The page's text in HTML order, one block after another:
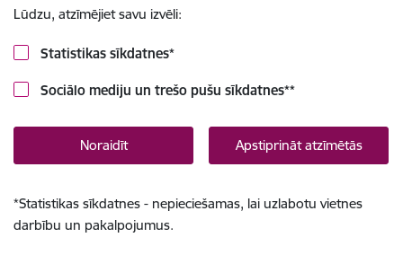
Lūdzu, atzīmējiet savu izvēli:
Statistikas sīkdatnes*
Sociālo mediju un trešo pušu sīkdatnes**
Noraidīt Apstiprināt atzīmētās
*Statistikas sīkdatnes - nepieciešamas, lai uzlabotu vietnes
darbību un pakalpojumus.